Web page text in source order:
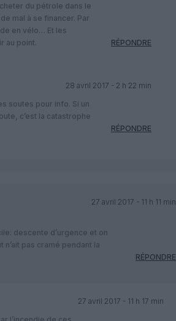
du pétrole dans le
mal à se financer. Par
en vélo… Et les
au point.
RÉPONDRE
28 avril 2017 - 2 h 22 min
soutes pour info. Si un
c’est la catastrophe
RÉPONDRE
27 avril 2017 - 11 h 11 min
descente d’urgence et on
pas cramé pendant la
RÉPONDRE
27 avril 2017 - 11 h 17 min